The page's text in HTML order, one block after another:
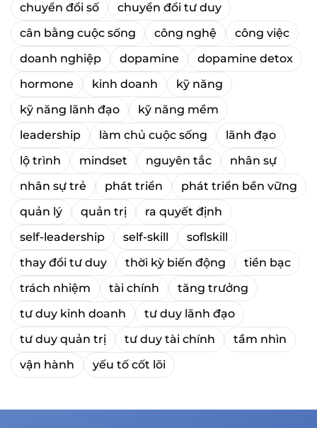
chuyển đổi số
chuyển đổi tư duy
cân bằng cuộc sống
công nghệ
công việc
doanh nghiệp
dopamine
dopamine detox
hormone
kinh doanh
kỹ năng
kỹ năng lãnh đạo
kỹ năng mềm
leadership
làm chủ cuộc sống
lãnh đạo
lộ trình
mindset nguyên tắc
nhân sự
nhân sự trẻ
phát triển
phát triển bền vững
quản lý
quản trị
ra quyết định
self-leadership
self-skill
soflskill
thay đổi tư duy
thời kỳ biến động
tiền bạc
trách nhiệm
tài chính
tăng trưởng
tư duy kinh doanh
tư duy lãnh đạo
tư duy quản trị
tư duy tài chính
tầm nhìn
vận hành
yếu tố cốt lõi